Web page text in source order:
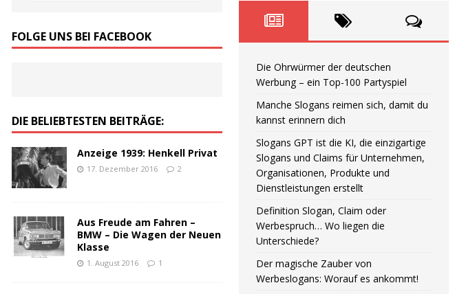
ALLGEMEIN
FOLGE UNS BEI FACEBOOK
DIE BELIEBTESTEN BEITRÄGE:
Anzeige 1939: Henkell Privat
17. Dezember 2016 2
Aus Freude am Fahren –
BMW – Die Wagen der Neuen
Klasse
1. August 2016 1
Die Ohrwürmer der deutschen
Werbung – ein Top-100 Partyspiel
Manche Slogans reimen sich, damit du
kannst erinnern dich
Slogans GPT ist die KI, die einzigartige
Slogans und Claims für Unternehmen,
Organisationen, Produkte und
Dienstleistungen erstellt
Definition Slogan, Claim oder
Werbespruch… Wo liegen die
Unterschiede?
Der magische Zauber von
Werbeslogans: Worauf es ankommt!